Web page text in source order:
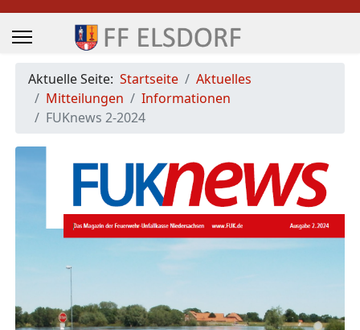
Aktuelle Seite: Startseite
Aktuelles
Mitteilungen
Informationen
FUKnews 2-2024